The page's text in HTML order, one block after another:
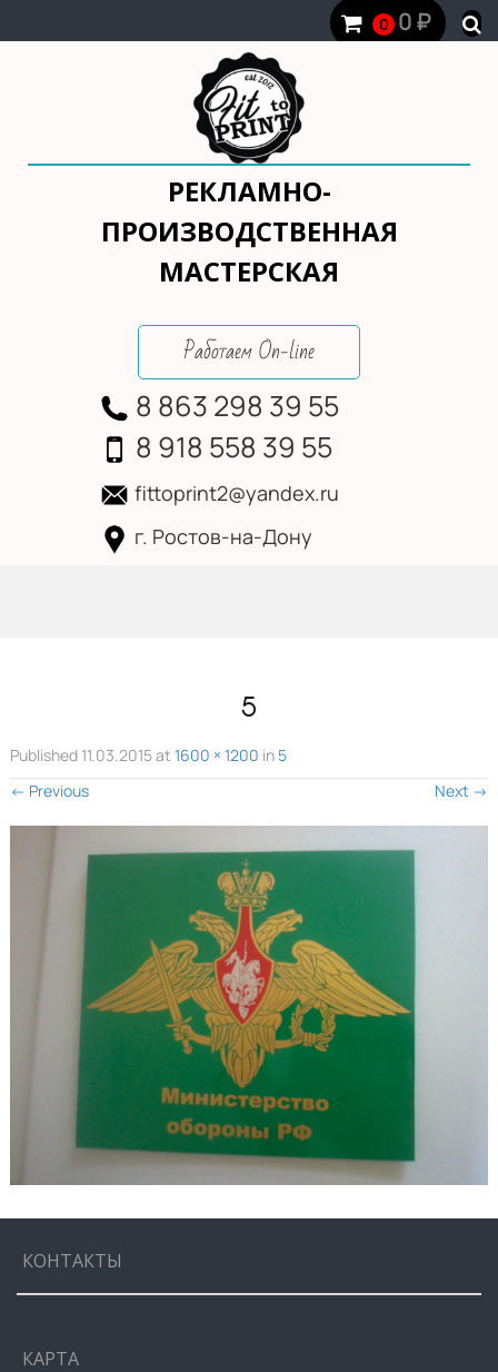
0 0₽
РЕКЛАМНО-
ПРОИЗВОДСТВЕННАЯ
МАСТЕРСКАЯ
Работаем On-line
8 863 298 39 55
8 918 558 39 55
fittoprint2@yandex.ru
г. Ростов-на-Дону
5
Published 11.03.2015at 1600 × 1200 in 5
← Previous Next →
КОНТАКТЫ
КАРТА